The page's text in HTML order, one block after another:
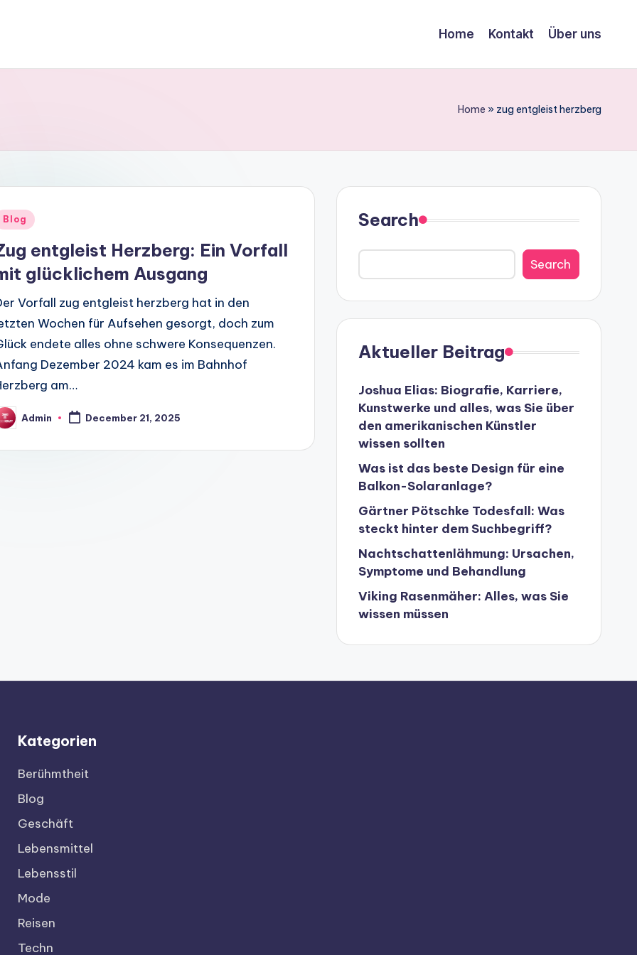
Home Kontakt Über uns
Home » zug entgleist herzberg
Blog
entgleist Herzberg: Ein Vorfall
glücklichem Ausgang
Vorfall zug entgleist herzberg hat in den
Wochen für Aufsehen gesorgt, doch zum
endete alles ohne schwere Konsequenzen.
Dezember 2024 kam es im Bahnhof
am…
Admin December 21, 2025
Search
Search
Aktueller Beitrag
Joshua Elias: Biografie, Karriere,
Kunstwerke und alles, was Sie über
den amerikanischen Künstler
wissen sollten
Was ist das beste Design für eine
Balkon-Solaranlage?
Gärtner Pötschke Todesfall: Was
steckt hinter dem Suchbegriff?
Nachtschattenlähmung: Ursachen,
Symptome und Behandlung
Viking Rasenmäher: Alles, was Sie
wissen müssen
Kategorien
Berühmtheit
Blog
Geschäft
Lebensmittel
Lebensstil
Mode
Reisen
Techn